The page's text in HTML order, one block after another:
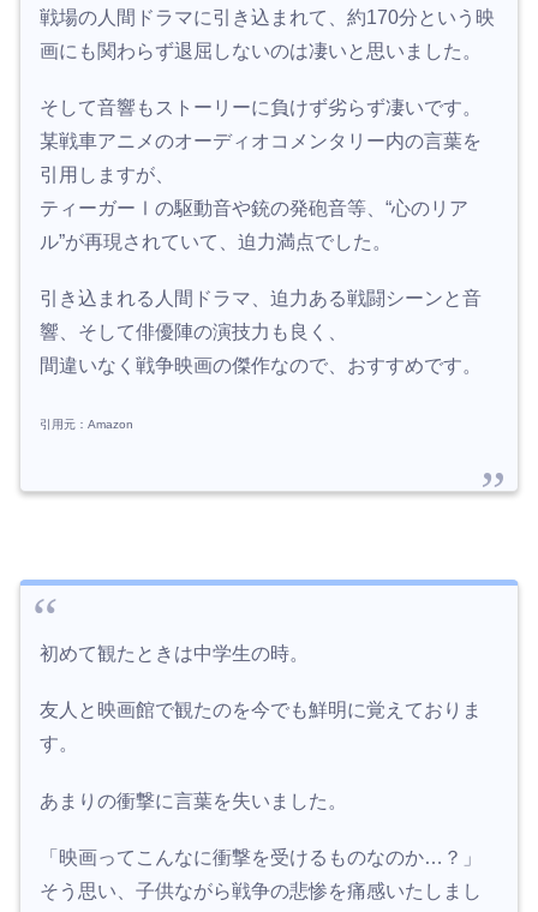
戦場の人間ドラマに引き込まれて、約170分という映
画にも関わらず退屈しないのは凄いと思いました。
そして音響もストーリーに負けず劣らず凄いです。
某戦車アニメのオーディオコメンタリー内の言葉を
引用しますが、
ティーガーⅠの駆動音や銃の発砲音等、“心のリア
ル”が再現されていて、迫力満点でした。
引き込まれる人間ドラマ、迫力ある戦闘シーンと音
響、そして俳優陣の演技力も良く、
間違いなく戦争映画の傑作なので、おすすめです。
引用元：Amazon
初めて観たときは中学生の時。
友人と映画館で観たのを今でも鮮明に覚えておりま
す。
あまりの衝撃に言葉を失いました。
「映画ってこんなに衝撃を受けるものなのか…？」
そう思い、子供ながら戦争の悲惨を痛感いたしまし